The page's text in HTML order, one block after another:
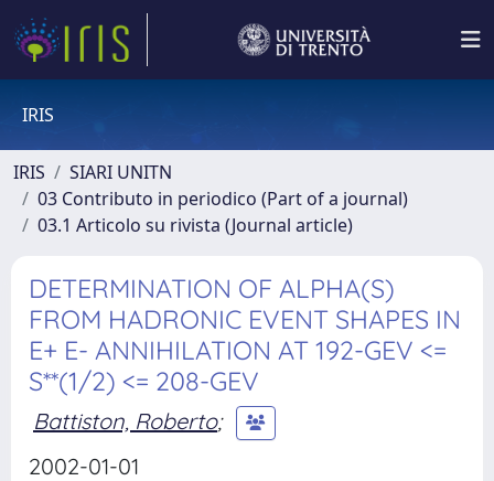
IRIS
IRIS
SIARI UNITN
03 Contributo in periodico (Part of a journal)
03.1 Articolo su rivista (Journal article)
DETERMINATION OF ALPHA(S)
FROM HADRONIC EVENT SHAPES IN
E+ E- ANNIHILATION AT 192-GEV <=
S**(1/2) <= 208-GEV
Battiston, Roberto;
2002-01-01